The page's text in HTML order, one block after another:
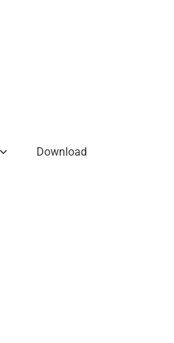
Download